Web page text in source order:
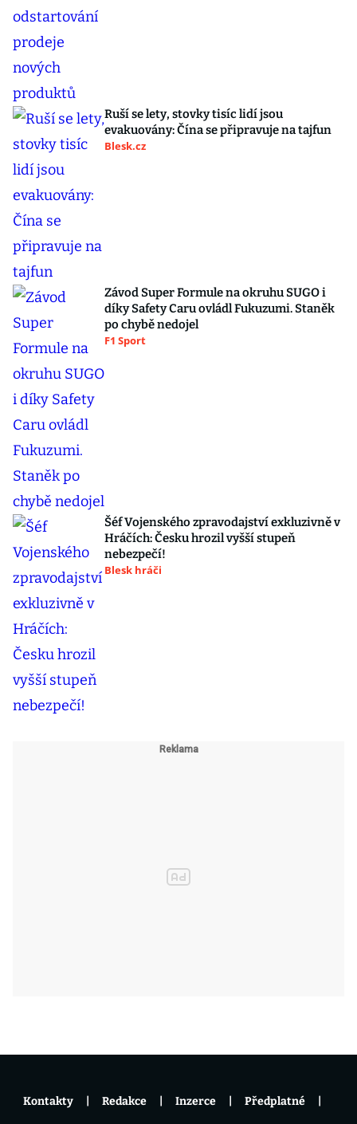
Ruší se lety, stovky tisíc lidí jsou
evakuovány: Čína se připravuje na tajfun
Blesk.cz
Závod Super Formule na okruhu SUGO i
díky Safety Caru ovládl Fukuzumi. Staněk
po chybě nedojel
F1 Sport
Šéf Vojenského zpravodajství exkluzivně v
Hráčích: Česku hrozil vyšší stupeň
nebezpečí!
Blesk hráči
Kontakty Redakce Inzerce Předplatné